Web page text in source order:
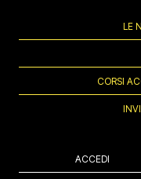
LE
CORSI
ACCEDI